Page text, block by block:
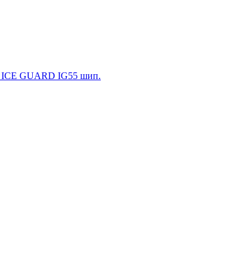
GUARD IG55 шип.